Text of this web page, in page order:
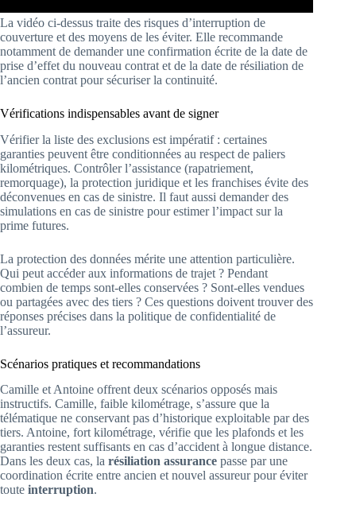
La vidéo ci-dessus traite des risques d’interruption de
couverture et des moyens de les éviter. Elle recommande
notamment de demander une confirmation écrite de la date de
prise d’effet du nouveau contrat et de la date de résiliation de
l’ancien contrat pour sécuriser la continuité.
Vérifications indispensables avant de signer
Vérifier la liste des exclusions est impératif : certaines
garanties peuvent être conditionnées au respect de paliers
kilométriques. Contrôler l’assistance (rapatriement,
remorquage), la protection juridique et les franchises évite des
déconvenues en cas de sinistre. Il faut aussi demander des
simulations en cas de sinistre pour estimer l’impact sur la
prime futures.
La protection des données mérite une attention particulière.
Qui peut accéder aux informations de trajet ? Pendant
combien de temps sont-elles conservées ? Sont-elles vendues
ou partagées avec des tiers ? Ces questions doivent trouver des
réponses précises dans la politique de confidentialité de
l’assureur.
Scénarios pratiques et recommandations
Camille et Antoine offrent deux scénarios opposés mais
instructifs. Camille, faible kilométrage, s’assure que la
télématique ne conservant pas d’historique exploitable par des
tiers. Antoine, fort kilométrage, vérifie que les plafonds et les
garanties restent suffisants en cas d’accident à longue distance.
Dans les deux cas, la résiliation assurance passe par une
coordination écrite entre ancien et nouvel assureur pour éviter
toute interruption.